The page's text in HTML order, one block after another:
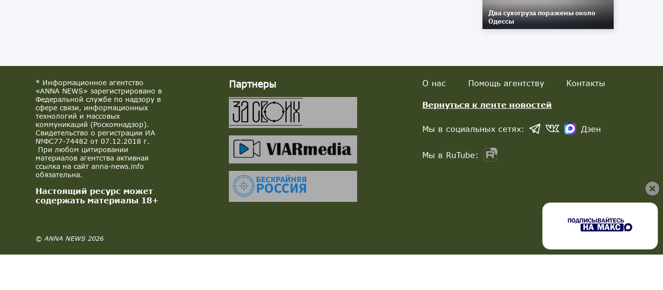
Два сухогруза поражены около
Одессы
* Информационное агентство
«ANNA NEWS» зарегистрировано в
Федеральной службе по надзору в
сфере связи, информационных
технологий и массовых
коммуникаций (Роскомнадзор).
Свидетельство о регистрации ИА
№ФС77-74482 от 07.12.2018 г.
При любом цитировании
материалов агентства активная
ссылка на сайт anna-news.info
обязательна.
Настоящий ресурс может
содержать материалы 18+
© ANNA NEWS 2026
Партнеры О нас Помощь агентству Контакты
Вернуться к ленте новостей
Мы в социальных сетях: Дзен
Мы в RuTube: